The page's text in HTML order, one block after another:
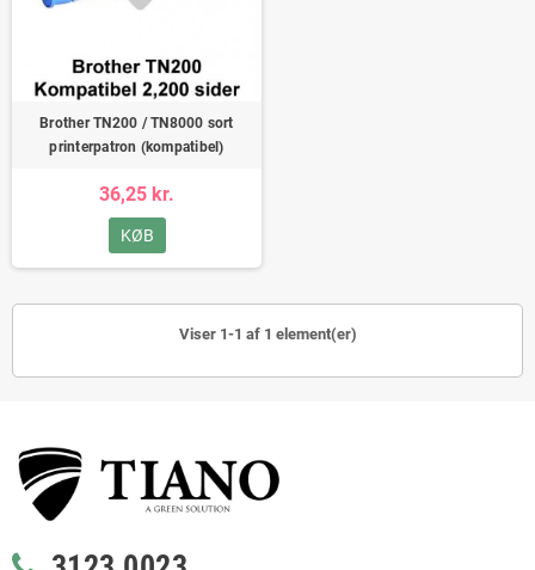
Brother TN200 / TN8000 sort
printerpatron (kompatibel)
36,25 kr.
KØB
Viser 1-1 af 1 element(er)